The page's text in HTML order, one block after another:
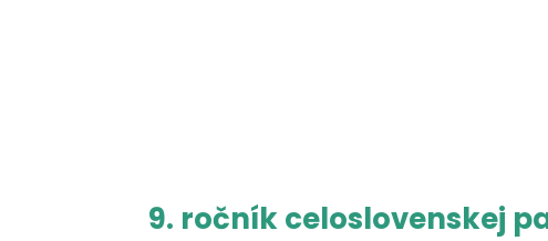
9. ročník celoslovenskej